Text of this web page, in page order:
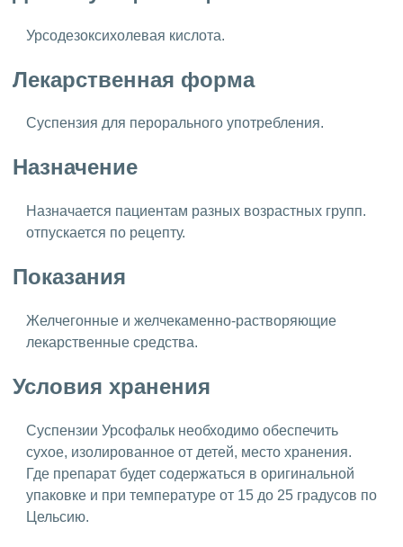
Урсодезоксихолевая кислота.
Лекарственная форма
Суспензия для перорального употребления.
Назначение
Назначается пациентам разных возрастных групп.
отпускается по рецепту.
Показания
Желчегонные и желчекаменно-растворяющие
лекарственные средства.
Условия хранения
Суспензии Урсофальк необходимо обеспечить
сухое, изолированное от детей, место хранения.
Где препарат будет содержаться в оригинальной
упаковке и при температуре от 15 до 25 градусов по
Цельсию.